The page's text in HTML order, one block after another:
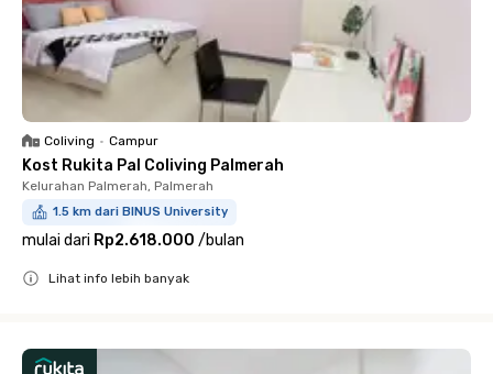
Coliving • Campur
Kost Rukita Pal Coliving Palmerah
Kelurahan Palmerah, Palmerah
1.5 km dari BINUS University
mulai dari Rp2.618.000 /bulan
Lihat info lebih banyak